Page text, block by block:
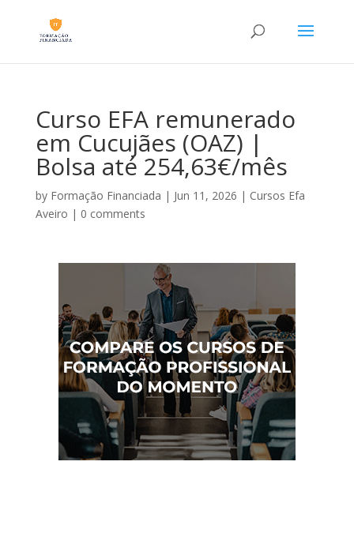
Curso EFA remunerado
em Cucujães (OAZ) |
Bolsa até 254,63€/mês
by Formação Financiada | Jun 11, 2026 | Cursos Efa
Aveiro | 0 comments